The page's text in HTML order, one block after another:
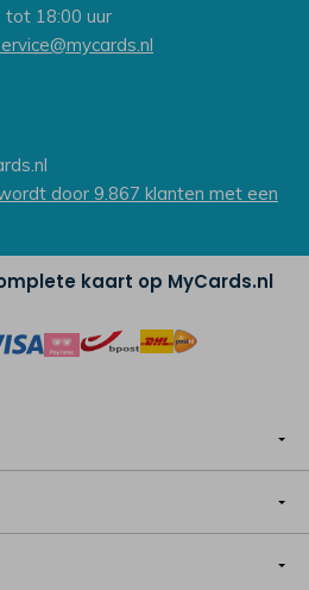
tot 18:00 uur
door 9.867 klanten met een
kaart op MyCards.nl